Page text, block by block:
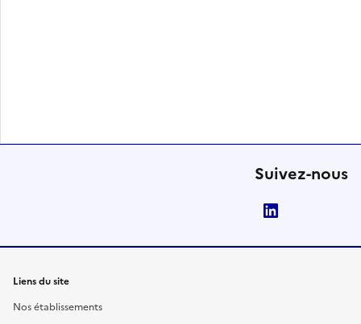
Suivez-nous
Liens du site
Nos établissements